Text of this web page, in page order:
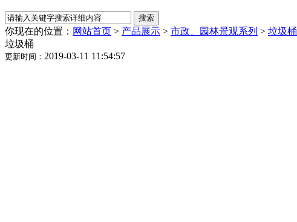
你现在的位置： 网站首页 > 产品展示 > 市政、园林景观系列 > 垃圾桶
垃圾桶
更新时间： 2019-03-11 11:54:57